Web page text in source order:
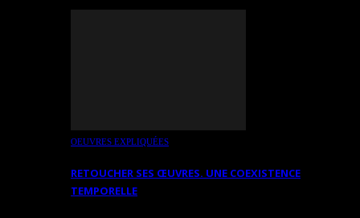
OEUVRES EXPLIQUÉES
RETOUCHER SES ŒUVRES. UNE COEXISTENCE
TEMPORELLE